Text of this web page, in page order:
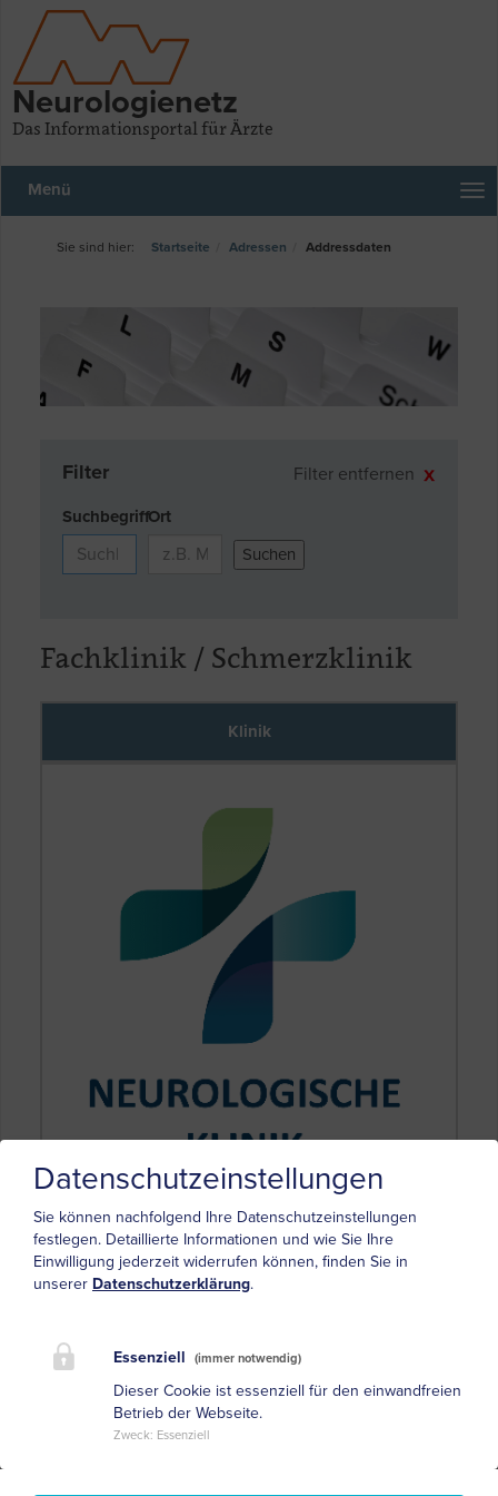
Neurologienetz
Das Informationsportal für Ärzte
Menü
Startseite Adressen Addressdaten
Filter Filter entfernen
SuchbegriffOrt
Fachklinik / Schmerzklinik
Klinik
Beispielklinik für Neurologie
Parkinsonstraße 1
98765 Neurologenstadt
Tel.: 0815/xxx
Fax: 0815/xxxx
kontakt(at)neurologienetz.de
Datenschutzeinstellungen
Sie können nachfolgend Ihre Datenschutzeinstellungen
festlegen. Detaillierte Informationen und wie Sie Ihre
Einwilligung jederzeit widerrufen können, finden Sie in
unserer Datenschutzerklärung.
Essenziell (immer notwendig)
Dieser Cookie ist essenziell für den einwandfreien
Betrieb der Webseite.
Zweck: Essenziell